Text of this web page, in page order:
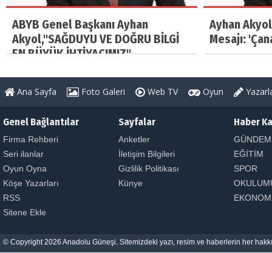
ABYB Genel Başkanı Ayhan
Akyol,"SAĞDUYU VE DOĞRU BİLGİ
EN BÜYÜK İHTİYACIMIZ"
Ayhan
Mesajı:
Ana Sayfa Foto Galeri Web TV Oyun
Genel Bağlantılar
Firma Rehberi
Seri ilanlar
Oyun Oyna
Köşe Yazarları
RSS
Sitene Ekle
Sayfalar
Anketler
İletişim Bilgileri
Gizlilik Politikası
Künye
Haber
GÜNDEM
EĞİTİM
SPOR
© Copyright 2026 Anadolu Güneşi. Sitemizdeki yazı, resim ve haberlerin her